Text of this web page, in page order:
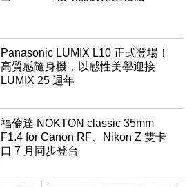
Panasonic LUMIX L10 正式登場！
高質感隨身機，以感性美學迎接
LUMIX 25 週年
福倫達 NOKTON classic 35mm
F1.4 for Canon RF、Nikon Z 雙卡
口 7 月同步登台